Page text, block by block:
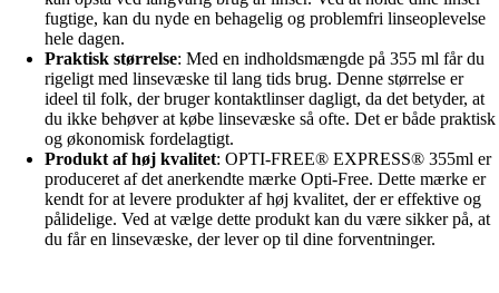
fugtige, kan du nyde en behagelig og problemfri linseoplevelse
hele dagen.
Praktisk størrelse: Med en indholdsmængde på 355 ml får du
rigeligt med linsevæske til lang tids brug. Denne størrelse er
ideel til folk, der bruger kontaktlinser dagligt, da det betyder, at
du ikke behøver at købe linsevæske så ofte. Det er både praktisk
og økonomisk fordelagtigt.
Produkt af høj kvalitet: OPTI-FREE® EXPRESS® 355ml er
produceret af det anerkendte mærke Opti-Free. Dette mærke er
kendt for at levere produkter af høj kvalitet, der er effektive og
pålidelige. Ved at vælge dette produkt kan du være sikker på, at
du får en linsevæske, der lever op til dine forventninger.